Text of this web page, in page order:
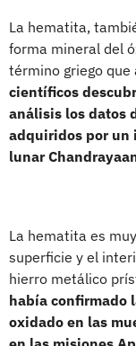
La hematita,
forma mineral del
término griego que
científicos
análisis los datos
adquiridos por un
lunar
La hematita es
superficie y el
hierro metálico
había confirmado
oxidado en las